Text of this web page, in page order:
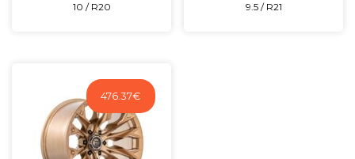
10 / R20 9.5 / R21
476.37€